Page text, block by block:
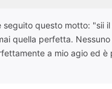
questo motto: "sii
quella perfetta.
a mio agio ed